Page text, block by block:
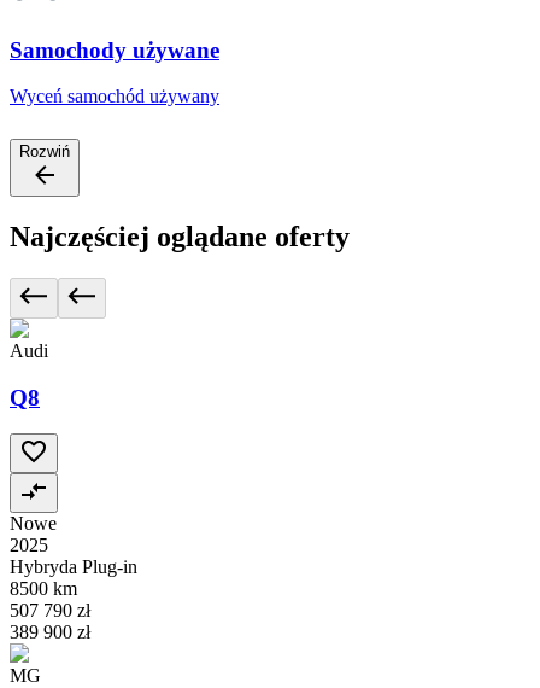
Samochody używane
Wyceń samochód używany
Rozwiń
Najczęściej oglądane oferty
Audi
Q8
Nowe
2025
Hybryda Plug-in
8500 km
507 790 zł
389 900 zł
MG